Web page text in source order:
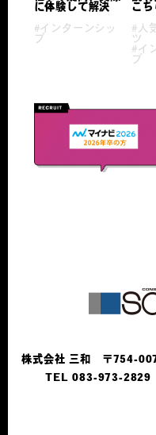
に体験して解決
#インターンシッ
プ
こち
#人
ツ
#イ
プ
株式会社 三和 〒754-
TEL 083-973-2829